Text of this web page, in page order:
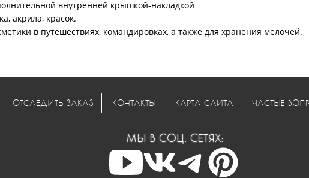
внутренней крышкой-накладкой
акрила, красок.
в путешествиях, командировках, а также для хранения мелочей.
ОТСЛЕДИТЬ ЗАКАЗ КОНТАКТЫ КАРТА САЙТА ЧАСТЫЕ
МЫ В СОЦ. СЕТЯХ: